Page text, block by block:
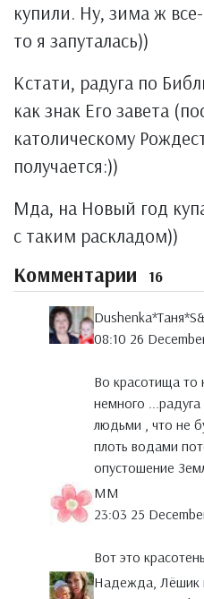
купили. Ну, зима ж
то я запуталась))
Кстати, радуга по
как знак Его завета
католическому
получается:))
Мда, на Новый год
с таким раскладом))
Комментарии 16
08:10 26
Во красотища то
немного
людьми , что не
плоть водами
опустошение
MM
23:03 25
Вот это
Надежда, Лёшик